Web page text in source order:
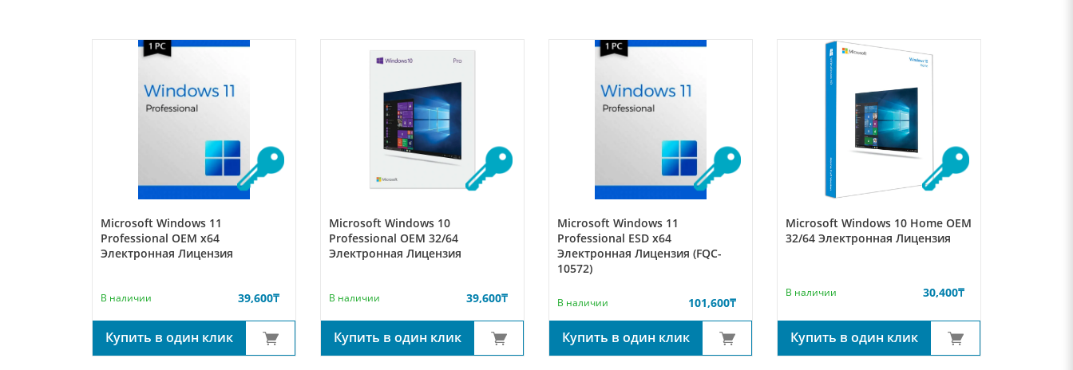
Microsoft Windows 11
Professional OEM x64
Электронная Лицензия
В наличии 39,600₸
Купить в один клик
Microsoft Windows 10
Professional OEM 32/64
Электронная Лицензия
В наличии 39,600₸
Купить в один клик
Microsoft Windows 11
Professional ESD x64
Электронная Лицензия (FQC-
10572)
В наличии 101,600₸
Купить в один клик
Microsoft Windows 10 Home OEM
32/64 Электронная Лицензия
В наличии 30,400₸
Купить в один клик